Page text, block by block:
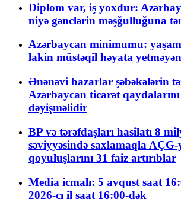
Diplom var, iş yoxdur:
niyə gənclərin məşğulluğuna
Azərbaycan minimumu:
lakin müstəqil həyata
Ənənəvi bazarlar şəbəkələrin
Azərbaycan ticarət
dəyişməlidir
BP və tərəfdaşları hasilatı 8
səviyyəsində saxlamaqla
qoyuluşlarını 31 faiz artırıblar
Media icmalı: 5 avqust saat
2026-cı il saat 16:00-dək